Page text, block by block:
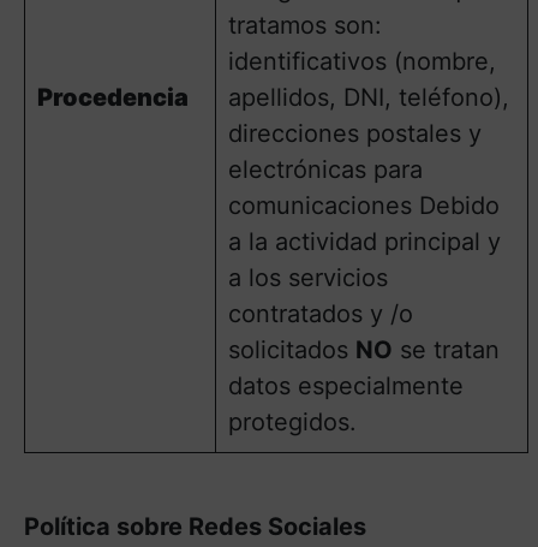
Procedencia
tratamos son:
identificativos (nombre,
apellidos, DNI, teléfono),
direcciones postales y
electrónicas para
comunicaciones Debido
a la actividad principal y
a los servicios
contratados y /o
solicitados NO se tratan
datos especialmente
protegidos.
Política sobre Redes Sociales